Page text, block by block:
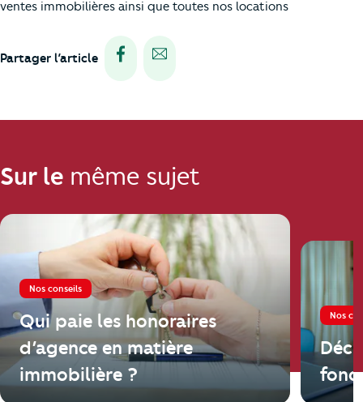
ventes immobilières ainsi que toutes nos locations
Partager l’article
Partager via facebook
Partager via e-mail
Sur le même sujet
Nos conseils
Qui paie les honoraires
d’agence en matière
immobilière ?
Nos